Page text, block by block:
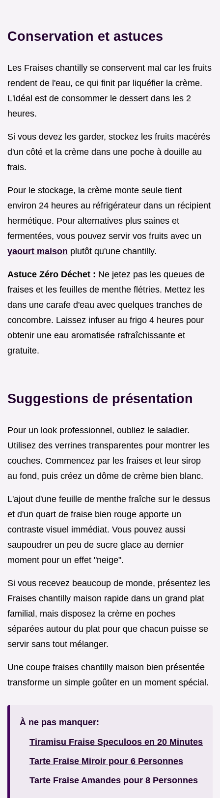
Conservation et astuces
Les Fraises chantilly se conservent mal car les fruits
rendent de l'eau, ce qui finit par liquéfier la crème.
L'idéal est de consommer le dessert dans les 2
heures.
Si vous devez les garder, stockez les fruits macérés
d'un côté et la crème dans une poche à douille au
frais.
Pour le stockage, la crème monte seule tient
environ 24 heures au réfrigérateur dans un récipient
hermétique. Pour alternatives plus saines et
fermentées, vous pouvez servir vos fruits avec un
yaourt maison plutôt qu'une chantilly.
Astuce Zéro Déchet : Ne jetez pas les queues de
fraises et les feuilles de menthe flétries. Mettez les
dans une carafe d'eau avec quelques tranches de
concombre. Laissez infuser au frigo 4 heures pour
obtenir une eau aromatisée rafraîchissante et
gratuite.
Suggestions de présentation
Pour un look professionnel, oubliez le saladier.
Utilisez des verrines transparentes pour montrer les
couches. Commencez par les fraises et leur sirop
au fond, puis créez un dôme de crème bien blanc.
L'ajout d'une feuille de menthe fraîche sur le dessus
et d'un quart de fraise bien rouge apporte un
contraste visuel immédiat. Vous pouvez aussi
saupoudrer un peu de sucre glace au dernier
moment pour un effet "neige".
Si vous recevez beaucoup de monde, présentez les
Fraises chantilly maison rapide dans un grand plat
familial, mais disposez la crème en poches
séparées autour du plat pour que chacun puisse se
servir sans tout mélanger.
Une coupe fraises chantilly maison bien présentée
transforme un simple goûter en un moment spécial.
À ne pas manquer:
Tiramisu Fraise Speculoos en 20 Minutes
Tarte Fraise Miroir pour 6 Personnes
Tarte Fraise Amandes pour 8 Personnes